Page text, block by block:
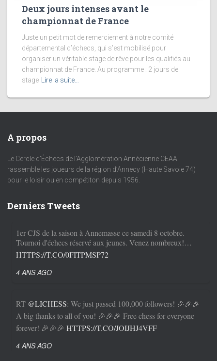
Deux jours intenses avant le
championnat de France
Juste un petit mot de remerciement à notre comité
départemental d’échecs, qui s’est mobilisé pour
organiser un véritable stage de rêve pour les qualifiés au
championnat de France. Au programme : 2 jours de
stage
Lire la suite…
A propos
Le Cercle d’Échecs de l’Agglomération Annécienne CEAA
rassemble les joueurs de la région d’Annecy (Haute Savoie 74)
pour le loisir ou en compétiton depuis 1956.
Derniers Tweets
1er CJS de la saison à Annemasse ce samedi 8 octobre.
Tournoi d'échecs réservé aux jeunes. Venez nombreux!…
HTTPS://T.CO/0FITPMSP72
4 ANS AGO
RT @LICHESS: We just passed 100,000 followers! 🎉🎉🎉
A big thanks to all of you! 🎉🎉🎉 Free chess for everyone
forever! 🎉🎉🎉 HTTPS://T.CO/JOIJHJ4VFF
4 ANS AGO